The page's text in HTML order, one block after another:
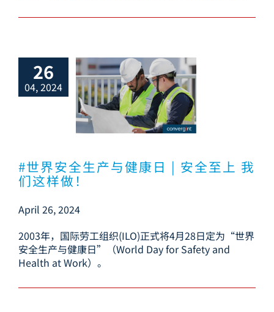
26
04, 2024
全生产与健康
#世界安全生产与健康日 | 安全至上 我
们这样做！
April 26, 2024
2003年，国际劳工组织(ILO)正式将4月28日定为“世界
安全生产与健康日”（World Day for Safety and
Health at Work）。